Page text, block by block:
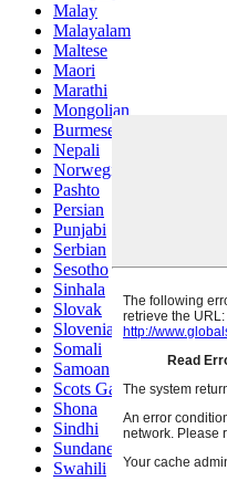
Malay
Malayalam
Maltese
Maori
Marathi
Mongolian
Burmese
Nepali
Norwegian
Pashto
Persian
Punjabi
Serbian
Sesotho
Sinhala
Slovak
Slovenian
Somali
Samoan
Scots Gaelic
Shona
Sindhi
Sundanese
Swahili